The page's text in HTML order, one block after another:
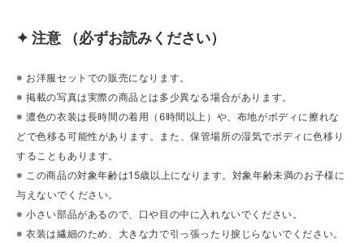
✦ 注意 （必ずお読みください）
※ お洋服セットでの販売になります。
※ 掲載の写真は実際の商品とは多少異なる場合があります。
※ 濃色の衣装は長時間の着用（6時間以上）や、布地がボディに擦れな
どで色移る可能性があります。また、保管場所の湿気でボディに色移り
することもあります。
※ この商品の対象年齢は15歳以上になります。対象年齢未満のお子様に
与えないでください。
※ 小さい部品があるので、口や目の中に入れないでください。
※ 衣装は繊細のため、大きな力で引っ張ったり捩じらないでください。